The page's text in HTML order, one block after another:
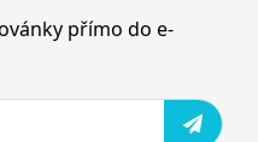
přímo do e-